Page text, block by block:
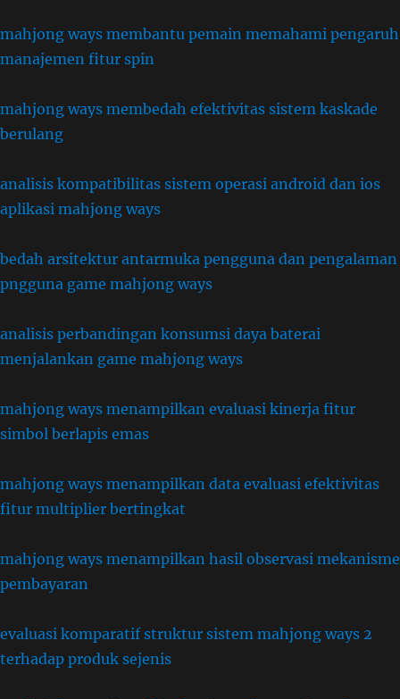
mahjong ways membantu pemain memahami pengaruh
manajemen fitur spin
mahjong ways membedah efektivitas sistem kaskade
berulang
analisis kompatibilitas sistem operasi android dan ios
aplikasi mahjong ways
bedah arsitektur antarmuka pengguna dan pengalaman
pngguna game mahjong ways
analisis perbandingan konsumsi daya baterai
menjalankan game mahjong ways
mahjong ways menampilkan evaluasi kinerja fitur
simbol berlapis emas
mahjong ways menampilkan data evaluasi efektivitas
fitur multiplier bertingkat
mahjong ways menampilkan hasil observasi mekanisme
pembayaran
evaluasi komparatif struktur sistem mahjong ways 2
terhadap produk sejenis